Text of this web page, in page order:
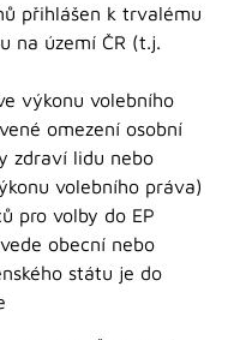
přihlášen k trvalému
na území ČR (t.j.
výkonu volebního
omezení osobní
zdraví lidu nebo
volebního práva)
pro volby do EP
obecní nebo
státu je do